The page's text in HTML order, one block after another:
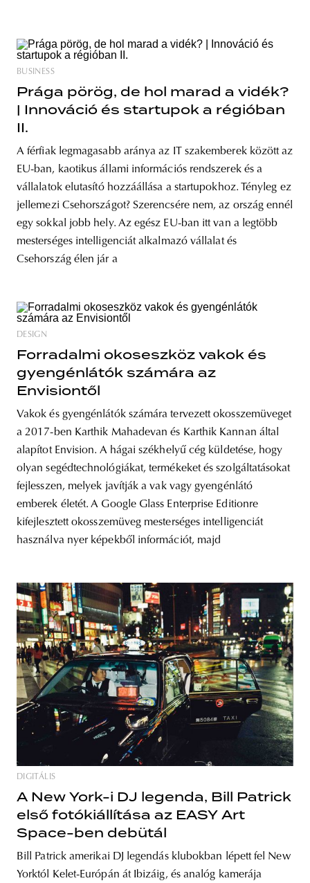
BUSINESS
Prága pörög, de hol marad a vidék?
| Innováció és startupok a régióban
II.
A férfiak legmagasabb aránya az IT szakemberek között az
EU-ban, kaotikus állami információs rendszerek és a
vállalatok elutasító hozzáállása a startupokhoz. Tényleg ez
jellemezi Csehországot? Szerencsére nem, az ország ennél
egy sokkal jobb hely. Az egész EU-ban itt van a legtöbb
mesterséges intelligenciát alkalmazó vállalat és
Csehország élen jár a
DESIGN
Forradalmi okoseszköz vakok és
gyengénlátók számára az
Envisiontől
Vakok és gyengénlátók számára tervezett okosszemüveget
a 2017-ben Karthik Mahadevan és Karthik Kannan által
alapítot Envision. A hágai székhelyű cég küldetése, hogy
olyan segédtechnológiákat, termékeket és szolgáltatásokat
fejlesszen, melyek javítják a vak vagy gyengénlátó
emberek életét. A Google Glass Enterprise Editionre
kifejlesztett okosszemüveg mesterséges intelligenciát
használva nyer képekből információt, majd
DIGITÁLIS
A New York-i DJ legenda, Bill Patrick
első fotókiállítása az EASY Art
Space-ben debütál
Bill Patrick amerikai DJ legendás klubokban lépett fel New
Yorktól Kelet-Európán át Ibizáig, és analóg kamerája